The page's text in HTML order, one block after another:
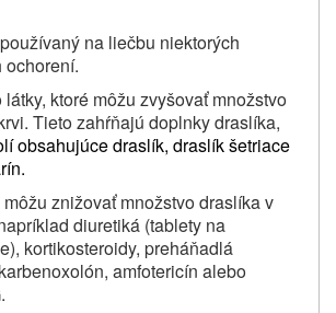
na liečbu niektorých
ochorení.
ktoré môžu zvyšovať množstvo
Tieto zahŕňajú doplnky draslíka,
obsahujúce draslík, draslík šetriace
môžu znižovať množstvo draslíka v
diuretiká (tablety na
kortikosteroidy, preháňadlá
amfotericín alebo